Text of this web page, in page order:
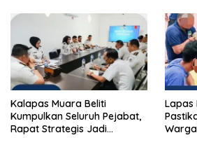
Kalapas Muara Beliti
Kumpulkan Seluruh Pejabat,
Rapat Strategis Jadi
Lapas